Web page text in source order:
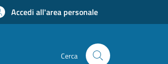
Accedi all'area personale
Cerca